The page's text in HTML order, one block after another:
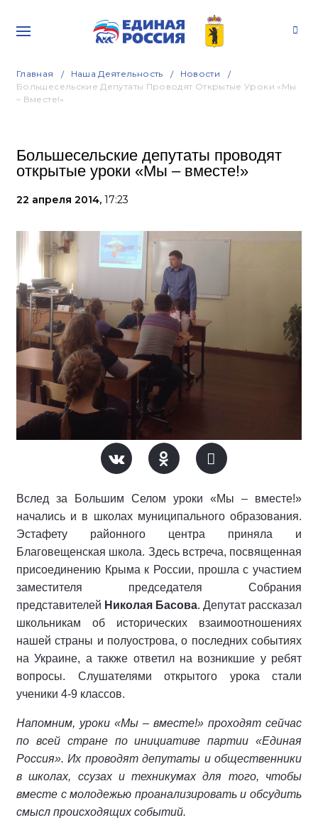
Главная Наша Деятельность
Новости
Большесельские Депутаты Проводят Открытые Уроки «Мы
– Вместе!»
Большесельские депутаты проводят
открытые уроки «Мы – вместе!»
22 апреля 2014, 17:23
Вслед за Большим Селом уроки «Мы – вместе!»
начались и в школах муниципального образования.
Эстафету районного центра приняла и
Благовещенская школа. Здесь встреча, посвященная
присоединению Крыма к России, прошла с участием
заместителя председателя Собрания
представителей Николая Басова. Депутат рассказал
школьникам об исторических взаимоотношениях
нашей страны и полуострова, о последних событиях
на Украине, а также ответил на возникшие у ребят
вопросы. Слушателями открытого урока стали
ученики 4-9 классов.
Напомним, уроки «Мы – вместе!» проходят сейчас
по всей стране по инициативе партии «Единая
Россия». Их проводят депутаты и общественники
в школах, ссузах и техникумах для того, чтобы
вместе с молодежью проанализировать и обсудить
смысл происходящих событий.